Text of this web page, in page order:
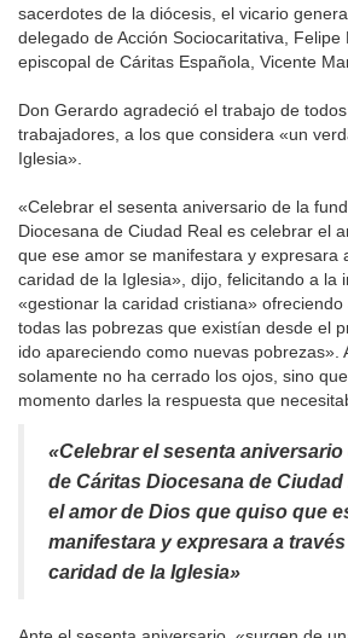
sacerdotes de la diócesis, el vicario
delegado de Acción Sociocaritativa,
episcopal de Cáritas Española, Vicente
Don Gerardo agradeció el trabajo de
trabajadores, a los que considera «un
Iglesia».
«Celebrar el sesenta aniversario de la
Diocesana de Ciudad Real es celebrar el
que ese amor se manifestara y expresara
caridad de la Iglesia», dijo, felicitando a la
«gestionar la caridad cristiana»
todas las pobrezas que existían desde el
ido apareciendo como nuevas pobrezas».
solamente no ha cerrado los ojos, sino
momento darles la respuesta que
«Celebrar el sesenta
de Cáritas Diocesana de
el amor de Dios que quiso que
manifestara y expresara a
caridad de la Iglesia»